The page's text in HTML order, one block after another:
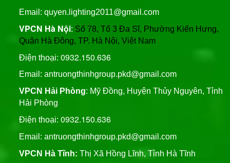
Quy Trình Mạ Nhúng Kẽm
Nóng Trụ Đèn Chiếu Sáng
Cao Áp
Email: quyen.lighting2011@gmail.com
VPCN Hà Nội: Số 78, Tổ 3 Đa Sĩ, Phường Kiến Hưng,
Quận Hà Đông, TP. Hà Nội, Việt Nam
Điện thoại: 0932.150.636
Email: antruongthinhgroup.pkd@gmail.com
VPCN Hải Phòng: Mỹ Đồng, Huyện Thủy Nguyên, Tỉnh
Hải Phòng
Điện thoại: 0932.150.636
Email: antruongthinhgroup.pkd@gmail.com
VPCN Hà Tĩnh: Thị Xã Hồng Lĩnh, Tỉnh Hà Tĩnh